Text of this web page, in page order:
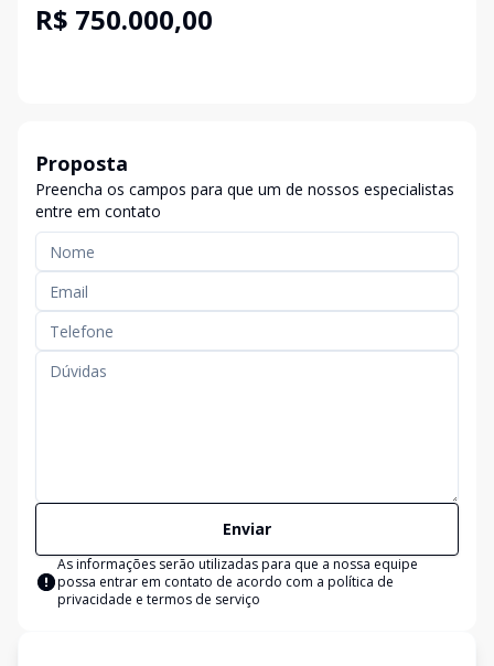
R$ 750.000,00
Proposta
Preencha os campos para que um de nossos especialistas
entre em contato
Enviar
As informações serão utilizadas para que a nossa equipe
possa entrar em contato de acordo com a política de
privacidade e termos de serviço